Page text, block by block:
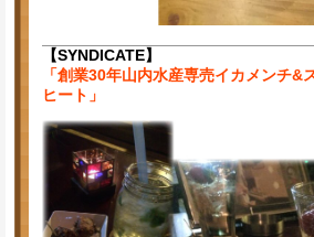
【SYNDICATE】
「創業30年山内水産専売イカメンチ&
ヒート」